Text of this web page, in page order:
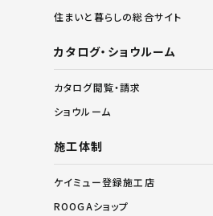
住まいと暮らしの総合サイト
カタログ・ショウルーム
カタログ閲覧・請求
ショウルーム
施工体制
ケイミュー登録施工店
ROOGAショップ